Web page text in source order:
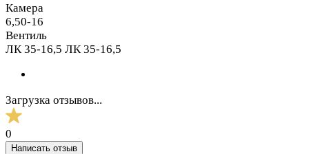
Камера
6,50-16
Вентиль
ЛК 35-16,5 ЛК 35-16,5
Загрузка отзывов...
0
Написать отзыв